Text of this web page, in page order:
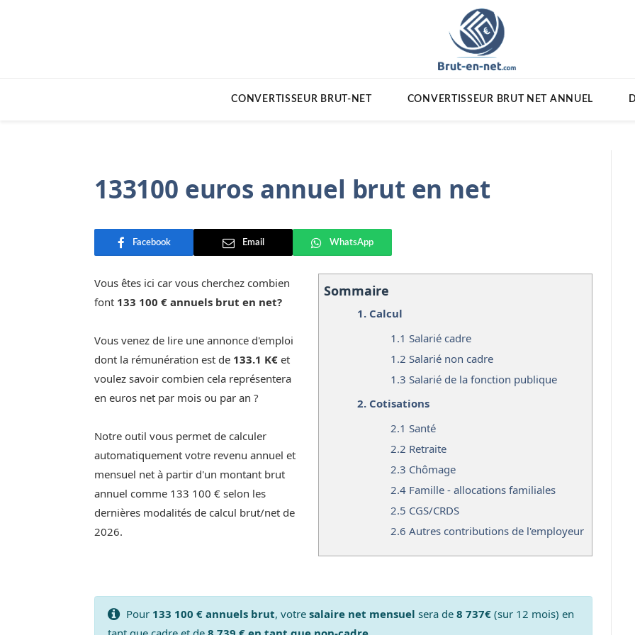
CONVERTISSEUR BRUT-NET CONVERTISSEUR BRUT NET ANNUEL
133100 euros annuel brut en net
Facebook Email WhatsApp
Sommaire
1. Calcul
1.1 Salarié cadre
1.2 Salarié non cadre
1.3 Salarié de la fonction publique
2. Cotisations
2.1 Santé
2.2 Retraite
2.3 Chômage
2.4 Famille - allocations familiales
2.5 CGS/CRDS
2.6 Autres contributions de l'employeur
Vous êtes ici car vous cherchez combien
font 133 100 € annuels brut en net?
Vous venez de lire une annonce d'emploi
dont la rémunération est de 133.1 K€ et
voulez savoir combien cela représentera
en euros net par mois ou par an ?
Notre outil vous permet de calculer
automatiquement votre revenu annuel et
mensuel net à partir d'un montant brut
annuel comme 133 100 € selon les
dernières modalités de calcul brut/net de
2026.
Pour 133 100 € annuels brut, votre salaire net mensuel sera de 8 737€(sur 12 mois) en